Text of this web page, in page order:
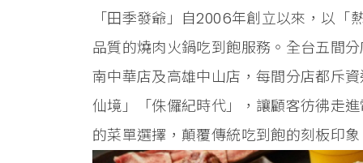
「田季發爺」自2006年創立以來，以
品質的燒肉火鍋吃到飽服務。全台五間
南中華店及高雄中山店，每間分店都斥
仙境」「侏儸紀時代」，讓顧客彷彿走
的菜單選擇，顛覆傳統吃到飽的刻板印